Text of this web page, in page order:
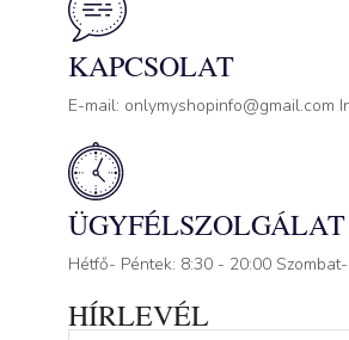
KAPCSOLAT
E-mail: onlymyshopinfo@gmail.com
ÜGYFÉLSZOLGÁLAT
Hétfő- Péntek: 8:30 - 20:00
HÍRLEVÉL